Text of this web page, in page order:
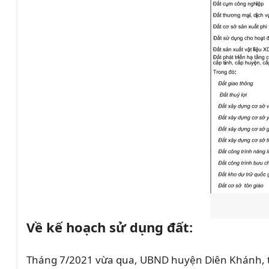
Về kế hoạch sử dụng đất:
Tháng 7/2021 vừa qua, UBND huyện Diên